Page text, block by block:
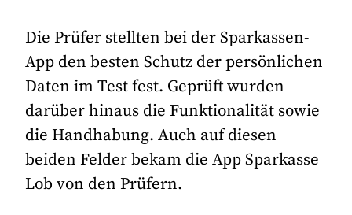
Die Prüfer stellten bei der Sparkassen-
App den besten Schutz der persönlichen
Daten im Test fest. Geprüft wurden
darüber hinaus die Funktionalität sowie
die Handhabung. Auch auf diesen
beiden Felder bekam die App Sparkasse
Lob von den Prüfern.